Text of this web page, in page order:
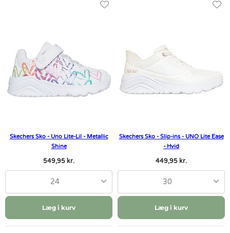
Skechers Sko - Uno Lite-Lil - Metallic
Shine
549,95 kr.
24
Læg i kurv
Skechers Sko - Slip-ins - UNO Lite Ease
- Hvid
449,95 kr.
30
Læg i kurv